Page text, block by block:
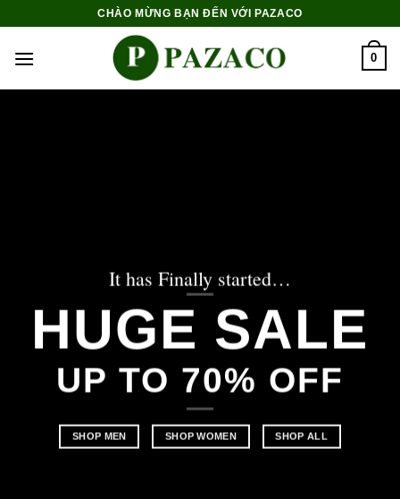
content
CHÀO MỪNG BẠN ĐẾN VỚI PAZACO
0
It has Finally started…
HUGE SALE
UP TO 70% OFF
SHOP MEN SHOP WOMEN SHOP ALL